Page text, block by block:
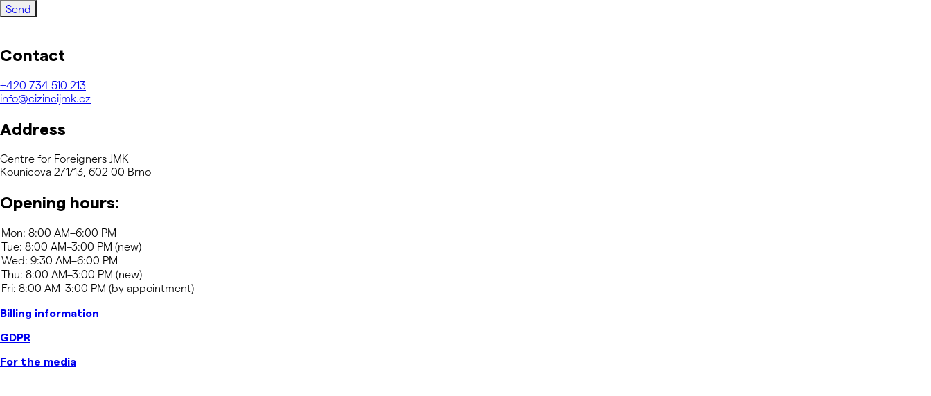
Send
Contact
+420 734 510 213
info@cizincijmk.cz
Address
Centre for Foreigners JMK
Kounicova 271/13, 602 00 Brno
Opening hours:
Billing information
GDPR
For the media